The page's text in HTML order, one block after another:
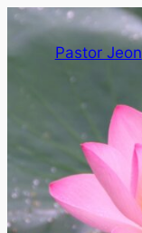
Pastor Jeon